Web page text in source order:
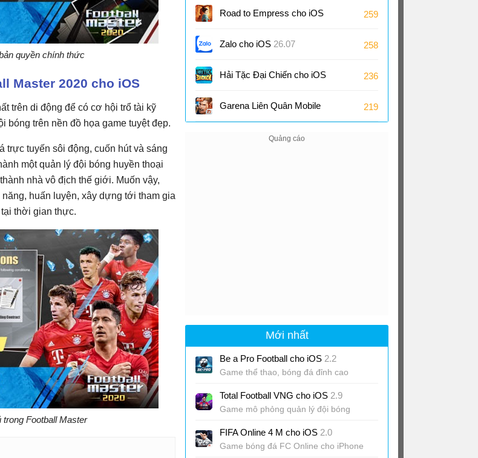
quyền chính thức
Master 2020 cho iOS
trên di động để có cơ hội trổ tài kỹ
bóng trên nền đồ họa game tuyệt đẹp.
trực tuyến sôi động, cuốn hút và sáng
một quản lý đội bóng huyền thoại
nhà vô địch thế giới. Muốn vậy,
huấn luyện, xây dựng tới tham gia
thời gian thực.
Football Master
3.10
Road to Empress cho iOS
2.0
259
Zalo cho iOS 26.07 258
Hải Tặc Đại Chiến cho iOS 236
Garena Liên Quân Mobile 219
Mới nhất
Be a Pro Football cho iOS 2.2
Game thể thao, bóng đá đỉnh cao
Total Football VNG cho iOS 2.9
Game mô phỏng quản lý đội bóng
FIFA Online 4 M cho iOS 2.0
Game bóng đá FC Online cho iPhone